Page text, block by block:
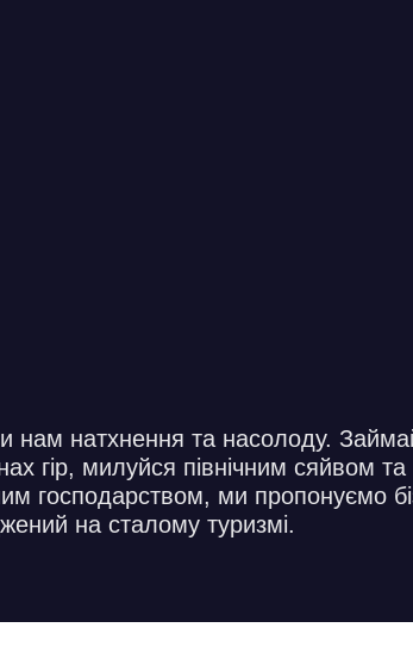
нам натхнення та насолоду.
гір, милуйся північним сяйвом
господарством, ми пропонуємо
на сталому туризмі.